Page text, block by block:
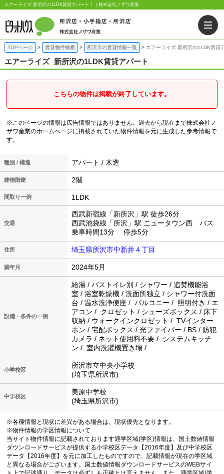
エアーライズ 新所沢の1LDK賃貸アパート！｜株式会社ノザワ産業
TOPページ 賃貸物件検索 所沢市の賃貸情報一覧 エアーライズ 新所沢の1LDK賃貸
エアーライズ 新所沢の1LDK賃貸アパート
こちらの物件は掲載が終了しています。
※このページの情報は広告情報ではありません。過去から現在まで株式会社ノ
ザワ産業のホームぺージに掲載されていた物件情報を元に生成した参考情報で
す。
種別 / 構造 アパート / 木造
建物階建 2階
間取り一例 1LDK
交通
西武新宿線「新所沢」駅 徒歩26分
西武池袋線「所沢」駅 ニュータウン西 バス
乗車時間13分 停歩5分
住所 埼玉県所沢市中新井４丁目
築年月 2024年5月
設備・条件の一例
給湯 / バストイレ別 / シャワー / 追焚機能浴
室 / 浴室乾燥機 / 洗面所独立 / シャワー付洗面
台 / 温水洗浄便座 / バルコニー / 照明付き / エ
アコン / クロゼット / シューズボックス / 床下
収納 / ウォークインクロゼット / TVインター
ホン / 宅配ボックス / 光ファイバー / BS / 防犯
カメラ / ネット使用料不要 / システムキッチ
ン / 室内洗濯機置き場 /
小学校区
所沢市立中央小学校
(埼玉県所沢市)
中学校区
美原中学校
(埼玉県所沢市)
※各種情報と現状に差異がある場合は、現状優先となります。
※物件情報の学区情報について
当サイト物件情報に記載されております通学区域(学区)情報は、国土数値情報
ダウンロードサービスが提供する小学校区データ【2016年度】及び中学校区
データ【2016年度】を元に加工したものですので、記載情報が現在の学区域
と異なる場合がございます。国土数値情報ダウンロードサービスのWEBサイ